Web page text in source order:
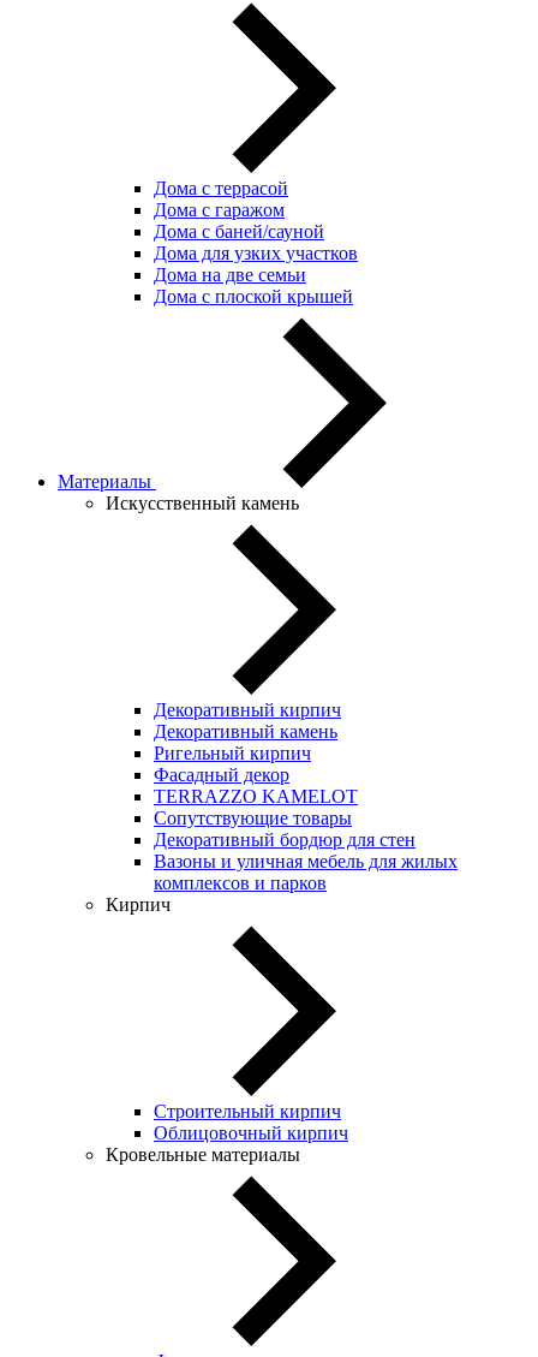
Дома с террасой
Дома с гаражом
Дома с баней/сауной
Дома для узких участков
Дома на две семьи
Дома с плоской крышей
Материалы
Искусственный камень
Декоративный кирпич
Декоративный камень
Ригельный кирпич
Фасадный декор
TERRAZZO KAMELOT
Сопутствующие товары
Декоративный бордюр для стен
Вазоны и уличная мебель для жилых
комплексов и парков
Кирпич
Строительный кирпич
Облицовочный кирпич
Кровельные материалы